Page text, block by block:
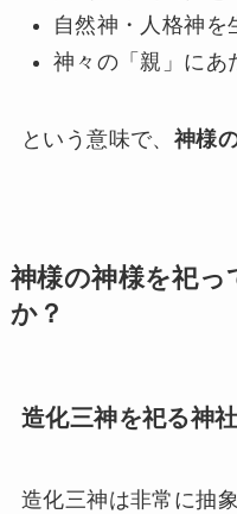
自然神・人格神を
神々の「親」にあ
という意味で、 神様
神様の神様を祀
か？
造化三神を祀る神社
造化三神は非常に抽